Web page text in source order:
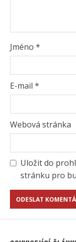
Jméno *
E-mail *
Webová stránka
Uložit do
stránku pro